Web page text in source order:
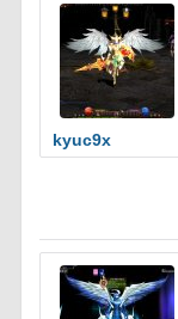
kyuc9x